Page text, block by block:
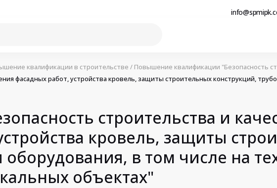
квалификации в строительстве / Повышение квалификации "Безопасность
фасадных работ, устройства кровель, защиты строительных конструкций,
строительства и
кровель, защиты
в том числе на
объектах"